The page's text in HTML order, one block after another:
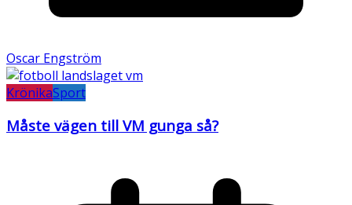
Oscar Engström
KrönikaSport
Måste vägen till VM gunga så?